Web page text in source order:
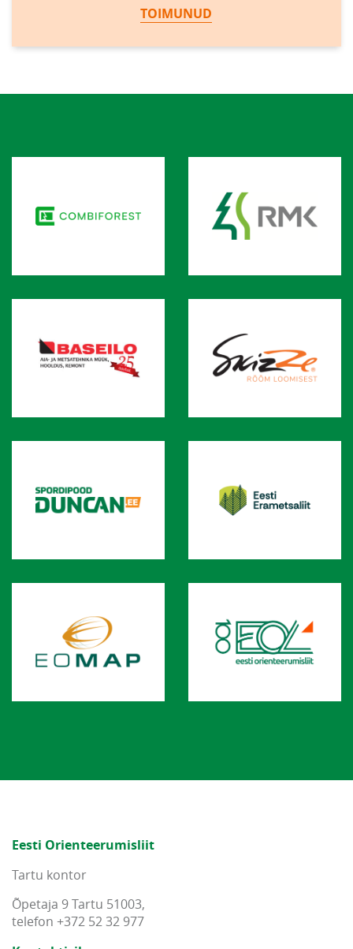
TOIMUNUD
Eesti Orienteerumisliit
Tartu kontor
Õpetaja 9 Tartu 51003,
telefon +372 52 32 977